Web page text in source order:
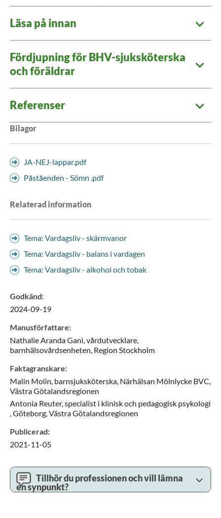
Läsa på innan
Fördjupning för BHV-sjuksköterska
och föräldrar
Referenser
Bilagor
JA-NEJ-lappar.pdf
Påståenden - Sömn .pdf
Relaterad information
Tema: Vardagsliv - skärmvanor
Tema: Vardagsliv - balans i vardagen
Tema: Vardagsliv - alkohol och tobak
Godkänd:
2024-09-19
Manusförfattare:
NathalieAranda Gani,vårdutvecklare,
barnhälsovårdsenheten, Region Stockholm
Faktagranskare:
Malin Molin, barnsjuksköterska, Närhälsan Mölnlycke BVC,
Västra Götalandsregionen
Antonia Reuter,specialist i klinisk och pedagogisk psykologi
,Göteborg, Västra Götalandsregionen
Publicerad:
2021-11-05
Tillhör du professionen och vill lämna
en synpunkt?